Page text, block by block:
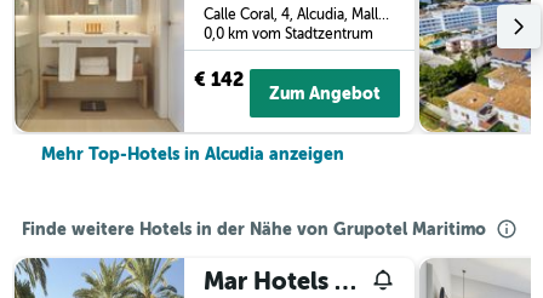
Calle Coral, 4, Alcudia, Mallorca, Spanien
0,0 km vom Stadtzentrum
€ 142
Zum Angebot
Mehr Top-Hotels in Alcudia anzeigen
Finde weitere Hotels in der Nähe von Grupotel Maritimo
Mar Hotels Playa de Muro Suites